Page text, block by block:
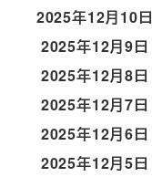
2025年12月10日
2025年12月9日
2025年12月8日
2025年12月7日
2025年12月6日
2025年12月5日